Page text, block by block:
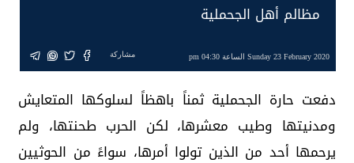
مظالم أهل الجحملية
Sunday 23 February 2020 الساعة 04:30 pm مشاركة
دفعت حارة الجحملية ثمناً باهظاً لسلوكها المتعايش
ومدنيتها وطيب معشرها، لكن الحرب طحنتها، ولم
يرحمها أحد من الذين تولوا أمرها، سواءً من الحوثيين